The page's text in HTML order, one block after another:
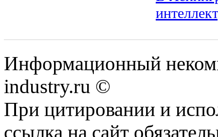
Информационный
industry.ru ©
При цитировании и
ссылка на сайт